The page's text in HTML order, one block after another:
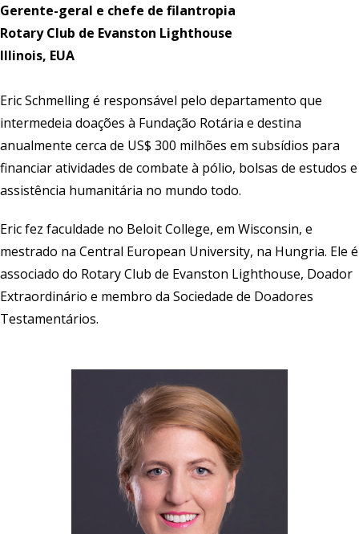
Gerente-geral e chefe de filantropia
Rotary Club de Evanston Lighthouse
Illinois, EUA
Eric Schmelling é responsável pelo departamento que
intermedeia doações à Fundação Rotária e destina
anualmente cerca de US$ 300 milhões em subsídios para
financiar atividades de combate à pólio, bolsas de estudos e
assistência humanitária no mundo todo.
Eric fez faculdade no Beloit College, em Wisconsin, e
mestrado na Central European University, na Hungria. Ele é
associado do Rotary Club de Evanston Lighthouse, Doador
Extraordinário e membro da Sociedade de Doadores
Testamentários.